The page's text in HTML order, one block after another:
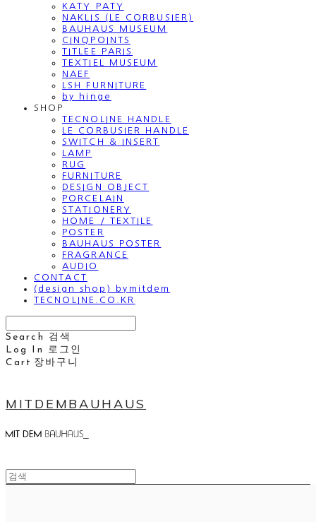
KATY PATY
NAKLIS (LE CORBUSIER)
BAUHAUS MUSEUM
CINQPOINTS
TITLEE PARIS
TEXTIEL MUSEUM
NAEF
LSH FURNITURE
by hinge
SHOP
TECNOLINE HANDLE
LE CORBUSIER HANDLE
SWITCH & INSERT
LAMP
RUG
FURNITURE
DESIGN OBJECT
PORCELAIN
STATIONERY
HOME / TEXTILE
POSTER
BAUHAUS POSTER
FRAGRANCE
AUDIO
CONTACT
(design shop) bymitdem
TECNOLINE.CO.KR
Search
검색
Log In
로그인
Cart 장바구니
MITDEMBAUHAUS